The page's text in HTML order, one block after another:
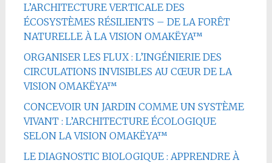
L’ARCHITECTURE VERTICALE DES
ÉCOSYSTÈMES RÉSILIENTS – DE LA FORÊT
NATURELLE À LA VISION OMAKËYA™
ORGANISER LES FLUX : L’INGÉNIERIE DES
CIRCULATIONS INVISIBLES AU CŒUR DE LA
VISION OMAKËYA™
CONCEVOIR UN JARDIN COMME UN SYSTÈME
VIVANT : L’ARCHITECTURE ÉCOLOGIQUE
SELON LA VISION OMAKËYA™
LE DIAGNOSTIC BIOLOGIQUE : APPRENDRE À